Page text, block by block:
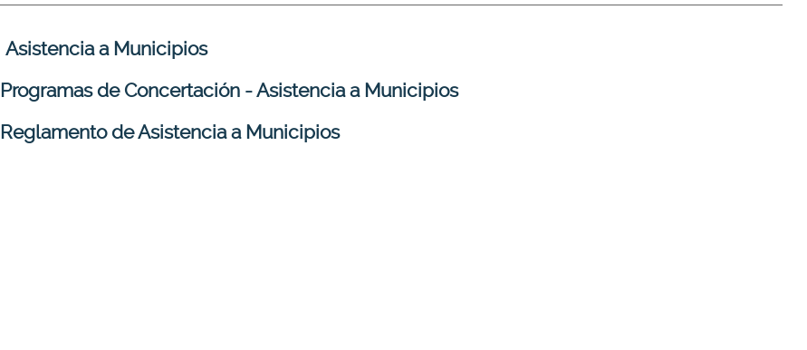
Asistencia a Municipios
Programas de Concertación - Asistencia a Municipios
Reglamento de Asistencia a Municipios